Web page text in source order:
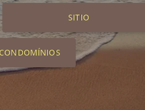
SITIO